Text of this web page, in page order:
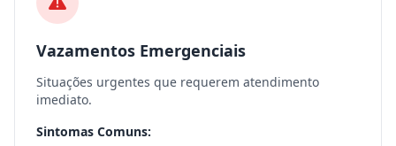
Vazamentos Emergenciais
Situações urgentes que requerem atendimento
imediato.
Sintomas Comuns: